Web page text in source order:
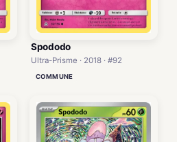
Spododo
Ultra-Prisme · 2018 · #92
COMMUNE